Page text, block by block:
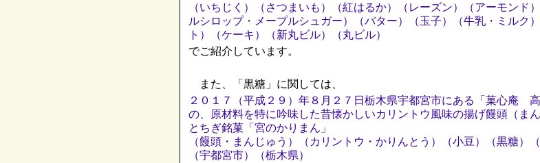
（いちじく）（さつまいも）（紅はるか）（レーズン）（アーモンド
ルシロップ・メープルシュガー）（バター）（玉子）（牛乳・ミルク
ト）（ケーキ）（新丸ビル）（丸ビル）
でご紹介しています。
また、「黒糖」に関しては、
２０１７（平成２９）年８月２７日栃木県宇都宮市にある「菓心庵 高
の、原材料を特に吟味した昔懐かしいカリントウ風味の揚げ饅頭（まん
とちぎ銘菓「宮のかりまん」
（饅頭・まんじゅう）（カリントウ・かりんとう）（小豆）（黒糖）（
（宇都宮市）（栃木県）